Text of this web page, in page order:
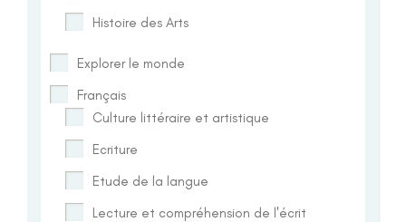
Histoire des Arts
Explorer le monde
Français
Culture littéraire et artistique
Ecriture
Etude de la langue
Lecture et compréhension de l'écrit